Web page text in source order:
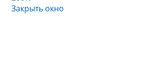
Закрыть окно